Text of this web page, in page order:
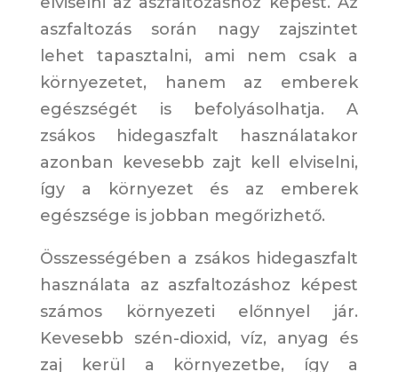
aszfaltozás során nagy zajszintet
lehet tapasztalni, ami nem csak a
környezetet, hanem az emberek
egészségét is befolyásolhatja. A
zsákos hidegaszfalt használatakor
azonban kevesebb zajt kell elviselni,
így a környezet és az emberek
egészsége is jobban megőrizhető.
Összességében a zsákos hidegaszfalt
használata az aszfaltozáshoz képest
számos környezeti előnnyel jár.
Kevesebb szén-dioxid, víz, anyag és
zaj kerül a környezetbe, így a